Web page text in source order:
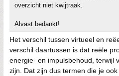
overzicht niet kwijtraak.
Alvast bedankt!
Het verschil tussen virtueel en
verschil daartussen is dat reële
energie- en impulsbehoud, terwijl
zijn. Dat zijn dus termen die je